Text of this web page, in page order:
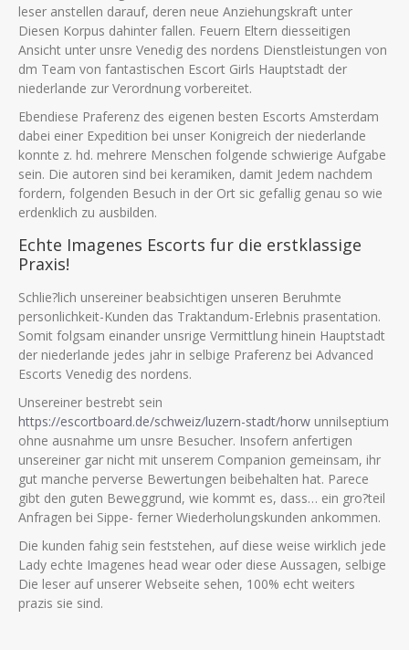
leser anstellen darauf, deren neue Anziehungskraft unter
Diesen Korpus dahinter fallen. Feuern Eltern diesseitigen
Ansicht unter unsre Venedig des nordens Dienstleistungen von
dm Team von fantastischen Escort Girls Hauptstadt der
niederlande zur Verordnung vorbereitet.
Ebendiese Praferenz des eigenen besten Escorts Amsterdam
dabei einer Expedition bei unser Konigreich der niederlande
konnte z. hd. mehrere Menschen folgende schwierige Aufgabe
sein. Die autoren sind bei keramiken, damit Jedem nachdem
fordern, folgenden Besuch in der Ort sic gefallig genau so wie
erdenklich zu ausbilden.
Echte Imagenes Escorts fur die erstklassige
Praxis!
Schlie?lich unsereiner beabsichtigen unseren Beruhmte
personlichkeit-Kunden das Traktandum-Erlebnis prasentation.
Somit folgsam einander unsrige Vermittlung hinein Hauptstadt
der niederlande jedes jahr in selbige Praferenz bei Advanced
Escorts Venedig des nordens.
Unsereiner bestrebt sein
https://escortboard.de/schweiz/luzern-stadt/horw unnilseptium
ohne ausnahme um unsre Besucher. Insofern anfertigen
unsereiner gar nicht mit unserem Companion gemeinsam, ihr
gut manche perverse Bewertungen beibehalten hat. Parece
gibt den guten Beweggrund, wie kommt es, dass… ein gro?teil
Anfragen bei Sippe- ferner Wiederholungskunden ankommen.
Die kunden fahig sein feststehen, auf diese weise wirklich jede
Lady echte Imagenes head wear oder diese Aussagen, selbige
Die leser auf unserer Webseite sehen, 100% echt weiters
prazis sie sind.